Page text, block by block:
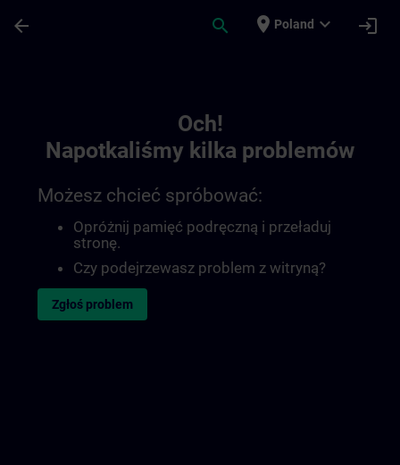
arrow_back search place Poland expand_more login
Och!
Napotkaliśmy kilka problemów
Możesz chcieć spróbować:
Opróżnij pamięć podręczną i przeładuj
stronę.
Czy podejrzewasz problem z witryną?
Zgłoś problem